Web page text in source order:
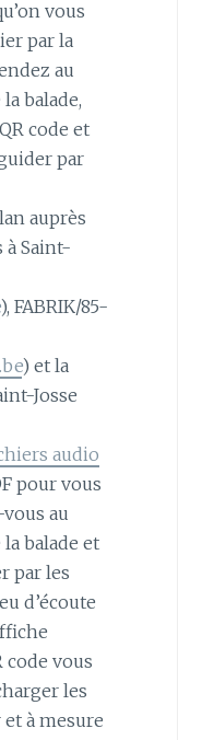
vous
par la
au
balade,
code et
par
auprès
à Saint-
), FABRIK/85-
) et la
Josse
audio
pour vous
au
balade et
par les
d’écoute
code vous
les
à mesure